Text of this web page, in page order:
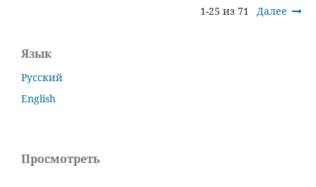
1-25 из 71 Далее
Язык
Русский
English
Просмотреть